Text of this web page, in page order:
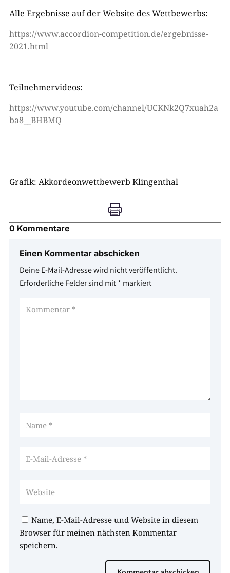
Alle Ergebnisse auf der Website des Wettbewerbs:
https://www.accordion-competition.de/ergebnisse-
2021.html
Teilnehmervideos:
https://www.youtube.com/channel/UCKNk2Q7xuah2a
ba8__BHBMQ
Grafik: Akkordeonwettbewerb Klingenthal

0 Kommentare
Einen Kommentar abschicken
Deine E-Mail-Adresse wird nicht veröffentlicht.
Erforderliche Felder sind mit* markiert
Name, E-Mail-Adresse und Website in diesem
Browser für meinen nächsten Kommentar
speichern.